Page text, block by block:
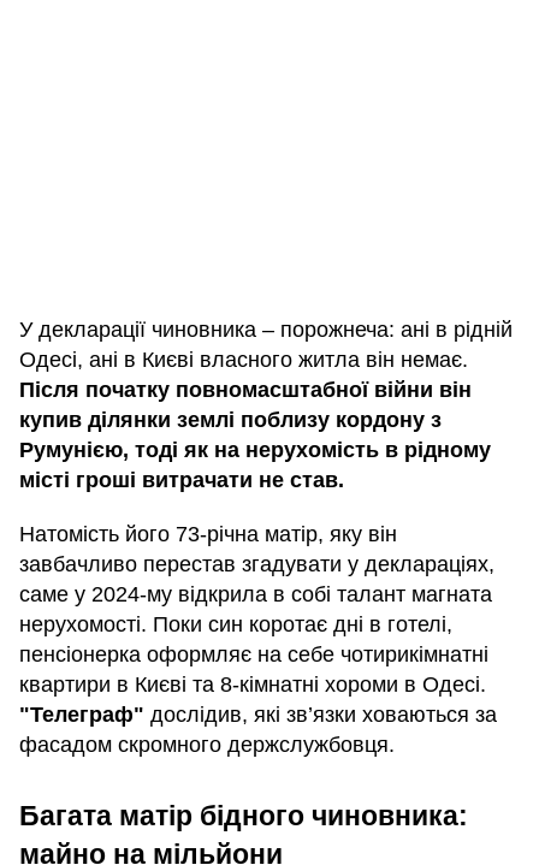
У декларації чиновника – порожнеча: ані в рідній
Одесі, ані в Києві власного житла він немає.
Після початку повномасштабної війни він
купив ділянки землі поблизу кордону з
Румунією, тоді як на нерухомість в рідному
місті гроші витрачати не став.
Натомість його 73-річна матір, яку він
завбачливо перестав згадувати у деклараціях,
саме у 2024-му відкрила в собі талант магната
нерухомості. Поки син коротає дні в готелі,
пенсіонерка оформляє на себе чотирикімнатні
квартири в Києві та 8-кімнатні хороми в Одесі.
"Телеграф" дослідив, які зв’язки ховаються за
фасадом скромного держслужбовця.
Багата матір бідного чиновника:
майно на мільйони